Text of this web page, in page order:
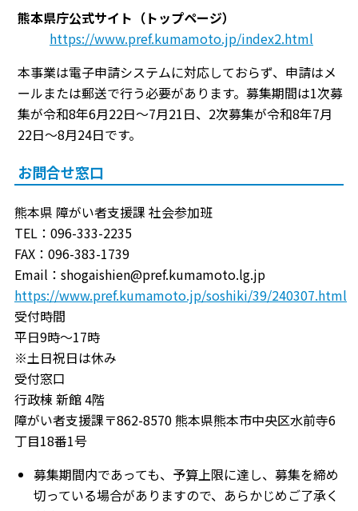
熊本県庁公式サイト（トップページ）
https://www.pref.kumamoto.jp/index2.html
本事業は電子申請システムに対応しておらず、申請はメ
ールまたは郵送で行う必要があります。募集期間は1次募
集が令和8年6月22日〜7月21日、2次募集が令和8年7月
22日〜8月24日です。
お問合せ窓口
熊本県 障がい者支援課 社会参加班
TEL：096-333-2235
FAX：096-383-1739
Email：shogaishien@pref.kumamoto.lg.jp
https://www.pref.kumamoto.jp/soshiki/39/240307.html
受付時間
平日9時～17時
※土日祝日は休み
受付窓口
行政棟 新館 4階
障がい者支援課〒862-8570 熊本県熊本市中央区水前寺6
丁目18番1号
募集期間内であっても、予算上限に達し、募集を締め
切っている場合がありますので、あらかじめご了承く